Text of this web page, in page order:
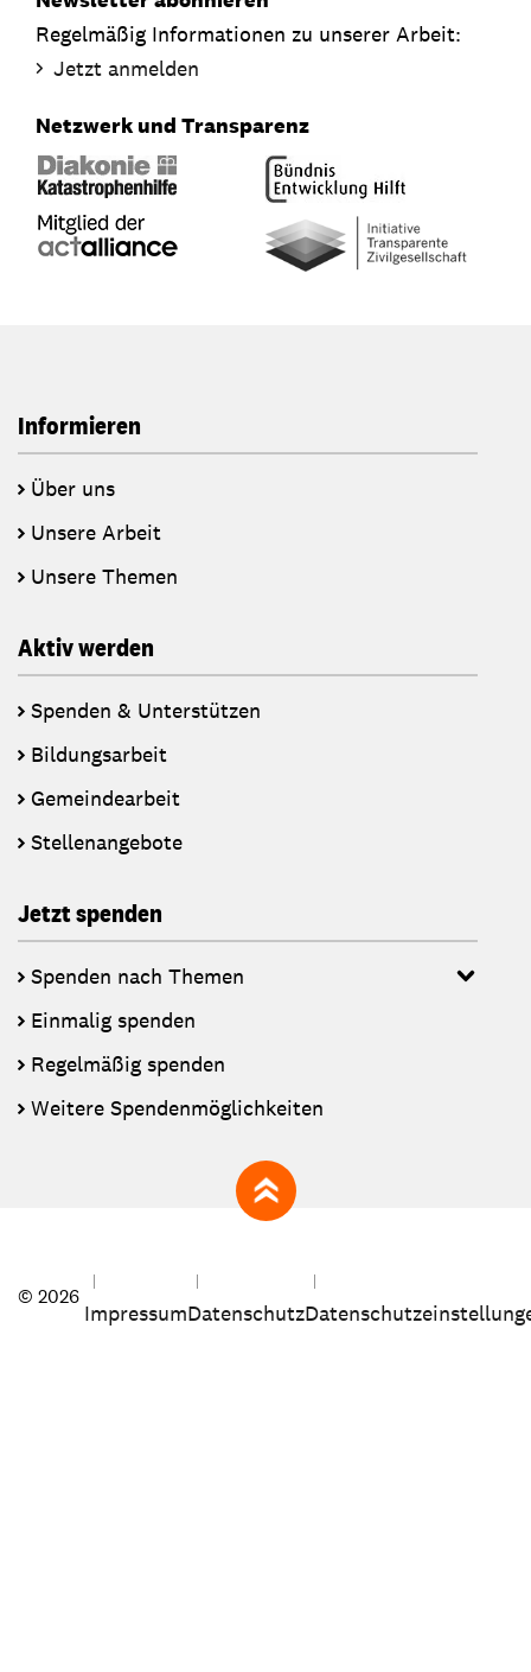
Regelmäßig Informationen zu unserer Arbeit:
Jetzt anmelden
Netzwerk und Transparenz
Informieren
Über uns
Unsere Arbeit
Unsere Themen
Aktiv werden
Spenden & Unterstützen
Bildungsarbeit
Gemeindearbeit
Stellenangebote
Jetzt spenden
Spenden nach Themen
Einmalig spenden
Regelmäßig spenden
Weitere Spendenmöglichkeiten
zum Seitenanfang
© 2026
ImpressumDatenschutz